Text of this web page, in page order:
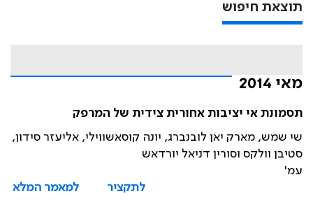
תוצאת חיפוש
מאי 2014
תסמונת אי יציבות אחורית צידית של המרפק
שי שמש, מארק יאן לובנברג, יונה קוסאשווילי, אליעזר סידון,
סטיבן וולקס וסורין דניאל יורדאש
עמ'
לתקציר
למאמר המלא